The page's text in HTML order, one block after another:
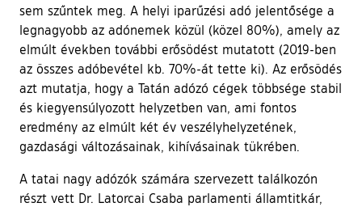
sem szűntek meg. A helyi iparűzési adó jelentősége a
legnagyobb az adónemek közül (közel 80%), amely az
elmúlt években további erősödést mutatott (2019-ben
az összes adóbevétel kb. 70%-át tette ki). Az erősödés
azt mutatja, hogy a Tatán adózó cégek többsége stabil
és kiegyensúlyozott helyzetben van, ami fontos
eredmény az elmúlt két év veszélyhelyzetének,
gazdasági változásainak, kihívásainak tükrében.
A tatai nagy adózók számára szervezett találkozón
részt vett Dr. Latorcai Csaba parlamenti államtitkár,